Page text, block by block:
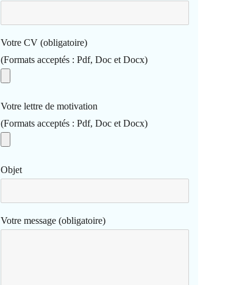
Votre CV (obligatoire)
(Formats acceptés : Pdf, Doc et Docx)
Votre lettre de motivation
(Formats acceptés : Pdf, Doc et Docx)
Objet
Votre message (obligatoire)